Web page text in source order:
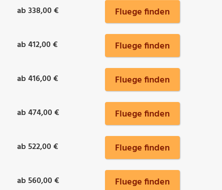
ab 338,00 € Fluege finden
ab 412,00 € Fluege finden
ab 416,00 € Fluege finden
ab 474,00 € Fluege finden
ab 522,00 € Fluege finden
ab 560,00 € Fluege finden